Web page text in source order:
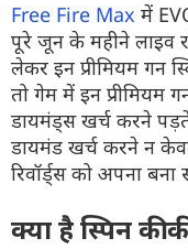
Free Fire Max में
पूरे जून के महीने लाइव
लेकर इन प्रीमियम गन
तो गेम में इन प्रीमियम
डायमंड्स खर्च करने
डायमंड खर्च करने न
रिवॉर्ड्स को अपना
क्या है स्पिन की